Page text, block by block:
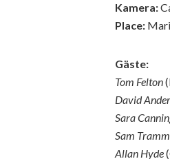
Kamera:
Place:
Gäste:
Tom Felton
David
Sara
Sam
Allan Hyde